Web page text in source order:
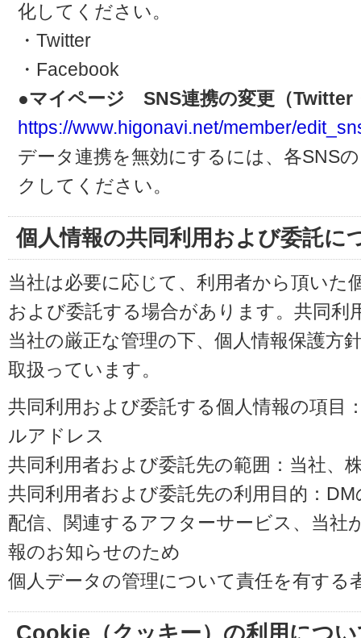
化してください。
・Twitter
・Facebook
●マイページ SNS連携の変更（Twitter
https://www.higonavi.net/member/
データ連携を無効にするには、各SNS
クしてください。
個人情報の共同利用および委託に
当社は必要に応じて、利用者から頂いた
および委託する場合があります。共同利
当社の厳正な管理の下、個人情報保護方
取扱っています。
共同利用および委託する個人情報の項目
ルアドレス
共同利用者および委託先の範囲：当社、
共同利用者および委託先の利用目的：
配信、関連するアフターサービス、当社
報のお知らせのため
個人データの管理について責任を有する
Cookie（クッキー）の利用につ